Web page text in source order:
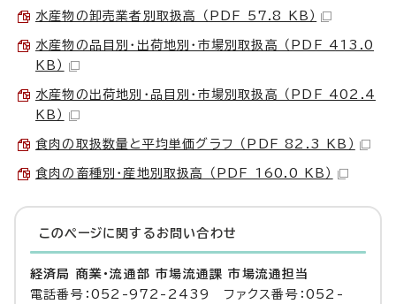
水産物の卸売業者別取扱高 （PDF 57.8 KB）
水産物の品目別・出荷地別・市場別取扱高 （PDF 413.0
KB）
水産物の出荷地別・品目別・市場別取扱高 （PDF 402.4
KB）
食肉の取扱数量と平均単価グラフ （PDF 82.3 KB）
食肉の畜種別・産地別取扱高 （PDF 160.0 KB）
このページに関する お問い合わせ
経済局 商業・流通部 市場流通課 市場流通担当
電話番号：052-972-2439 ファクス番号：052-